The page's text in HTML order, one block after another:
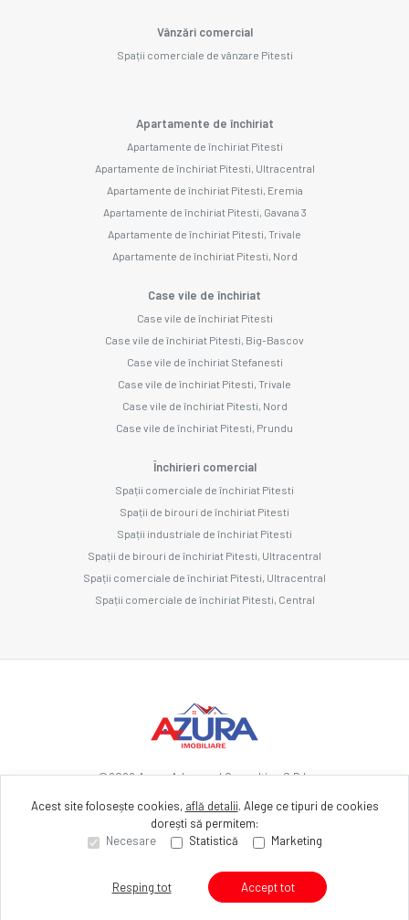
Vânzări comercial
Spații comerciale de vânzare Pitesti
Apartamente de închiriat
Apartamente de închiriat Pitesti
Apartamente de închiriat Pitesti, Ultracentral
Apartamente de închiriat Pitesti, Eremia
Apartamente de închiriat Pitesti, Gavana 3
Apartamente de închiriat Pitesti, Trivale
Apartamente de închiriat Pitesti, Nord
Case vile de închiriat
Case vile de închiriat Pitesti
Case vile de închiriat Pitesti, Big-Bascov
Case vile de închiriat Stefanesti
Case vile de închiriat Pitesti, Trivale
Case vile de închiriat Pitesti, Nord
Case vile de închiriat Pitesti, Prundu
Închirieri comercial
Spații comerciale de închiriat Pitesti
Spații de birouri de închiriat Pitesti
Spații industriale de închiriat Pitesti
Spații de birouri de închiriat Pitesti, Ultracentral
Spații comerciale de închiriat Pitesti, Ultracentral
Spații comerciale de închiriat Pitesti, Central
©2026Azura Advanced Consulting S.R.L.
Site creat în
Acest site folosește cookies, află detalii. Alege ce tipuri de cookies
dorești să permitem:
Necesare
Statistică Marketing
Resping tot Accept tot